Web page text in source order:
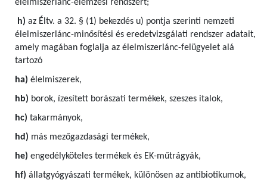
élelmiszerlánc-elemzési rendszert;
h) az Éltv. a 32. § (1) bekezdés u) pontja szerinti nemzeti
élelmiszerlánc-minősítési és eredetvizsgálati rendszer adatait,
amely magában foglalja az élelmiszerlánc-felügyelet alá
tartozó
ha) élelmiszerek,
hb) borok, ízesített borászati termékek, szeszes italok,
hc) takarmányok,
hd) más mezőgazdasági termékek,
he) engedélyköteles termékek és EK-műtrágyák,
hf) állatgyógyászati termékek, különösen az antibiotikumok,